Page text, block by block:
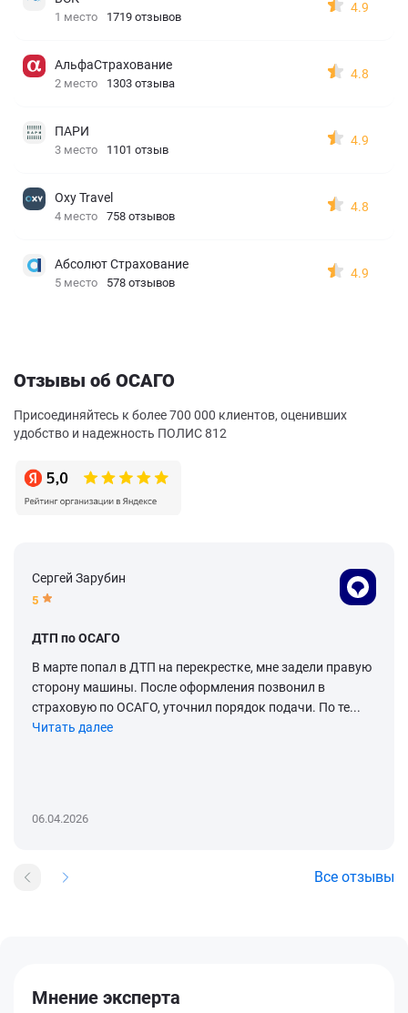
1 место 1719 отзывов
4.9
АльфаСтрахование
2 место 1303 отзыва
4.8
ПАРИ
3 место 1101 отзыв
4.9
Oxy Travel
4 место 758 отзывов
4.8
Абсолют Страхование
5 место 578 отзывов
4.9
Отзывы об ОСАГО
Присоединяйтесь к более 700 000 клиентов, оценивших
удобство и надежность ПОЛИС 812
Сергей Зарубин
5
ДТП по ОСАГО
В марте попал в ДТП на перекрестке, мне задели правую
сторону машины. После оформления позвонил в
страховую по ОСАГО, уточнил порядок подачи. По те...
Читать далее
06.04.2026
Все отзывы
Мнение эксперта